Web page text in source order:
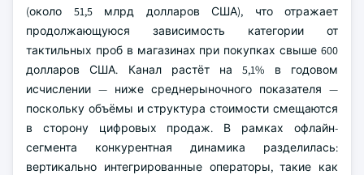
(около 51,5 млрд долларов США), что отражает
продолжающуюся зависимость категории от
тактильных проб в магазинах при покупках свыше 600
долларов США. Канал растёт на 5,1% в годовом
исчислении — ниже среднерыночного показателя —
поскольку объёмы и структура стоимости смещаются
в сторону цифровых продаж. В рамках офлайн-
сегмента конкурентная динамика разделилась:
вертикально интегрированные операторы, такие как